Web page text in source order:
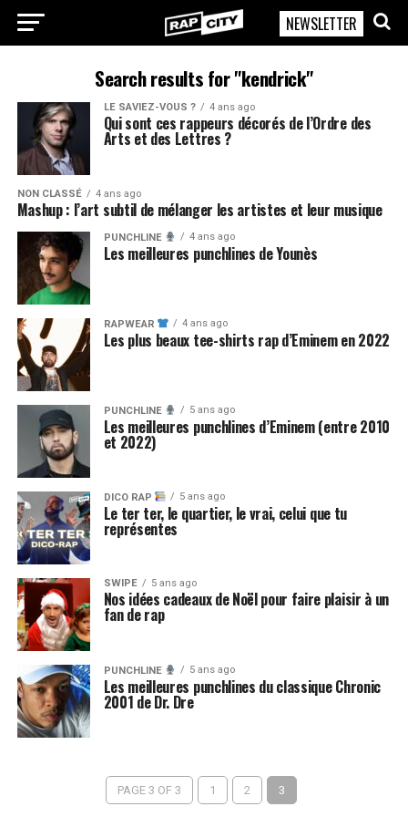
RapCity
NEWSLETTER
Search results for "kendrick"
LE SAVIEZ-VOUS ? 4 ans ago
Qui sont ces rappeurs décorés de l’Ordre des
Arts et des Lettres ?
NON CLASSÉ 4 ans ago
Mashup : l’art subtil de mélanger les artistes et leur musique
PUNCHLINE 4 ans ago
Les meilleures punchlines de Younès
RAPWEAR 4 ans ago
Les plus beaux tee-shirts rap d’Eminem en 2022
PUNCHLINE 5 ans ago
Les meilleures punchlines d’Eminem (entre 2010
et 2022)
DICO RAP 5 ans ago
Le ter ter, le quartier, le vrai, celui que tu
représentes
SWIPE 5 ans ago
Nos idées cadeaux de Noël pour faire plaisir à un
fan de rap
PUNCHLINE 5 ans ago
Les meilleures punchlines du classique Chronic
2001 de Dr. Dre
PAGE 3 OF 3 1 2 3